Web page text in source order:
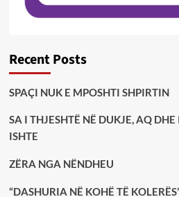
Recent Posts
SPAÇI NUK E MPOSHTI SHPIRTIN
SA I THJESHTË NË DUKJE, AQ
ISHTE
ZËRA NGA NËNDHEU
“DASHURIA NË KOHË TË